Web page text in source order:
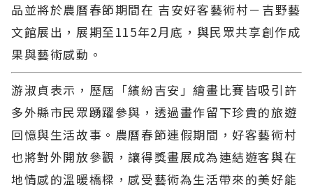
品並將於農曆春節期間在 吉安好客藝術村－吉野藝
文館展出，展期至115年2月底，與民眾共享創作成
果與藝術感動。
游淑貞表示，歷屆「繽紛吉安」繪畫比賽皆吸引許
多外縣市民眾踴躍參與，透過畫作留下珍貴的旅遊
回憶與生活故事。農曆春節連假期間，好客藝術村
也將對外開放參觀，讓得獎畫展成為連結遊客與在
地情感的溫暖橋樑，感受藝術為生活帶來的美好能